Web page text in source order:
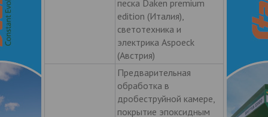
песка Daken premium
edition (Италия),
светотехника и
электрика Aspoeck
(Австрия)
Предварительная
обработка в
дробеструйной камере,
покрытие эпоксидным